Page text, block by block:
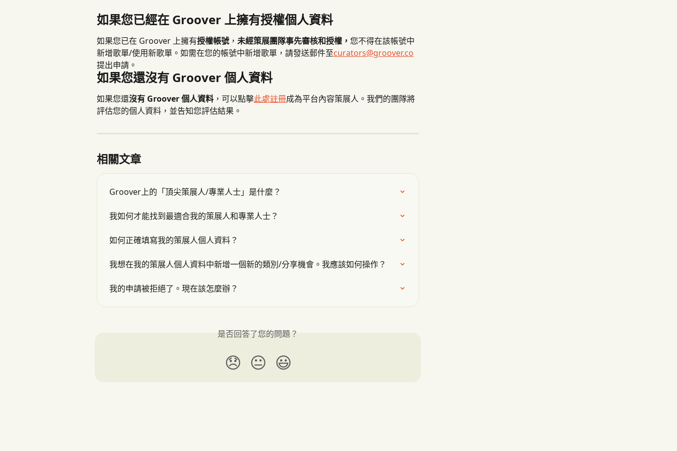
如果您已經在 Groover 上擁有授權個人資料
如果您已在 Groover 上擁有授權帳號， 未經策展團隊事先審核和授權， 您不得在該帳號中
新增歌單/使用新歌單。如需在您的帳號中新增歌單，請發送郵件至curators@groover.co
提出申請。
如果您還沒有 Groover 個人資料
如果您還沒有 Groover 個人資料 ，可以點擊此處註冊成為平台內容策展人。我們的團隊將
評估您的個人資料，並告知您評估結果。
相關文章
Groover上的「頂尖策展人/專業人士」是什麼？
我如何才能找到最適合我的策展人和專業人士？
如何正確填寫我的策展人個人資料？
我想在我的策展人個人資料中新增一個新的類別/分享機會。我應該如何操作？
我的申請被拒絕了。現在該怎麼辦？
是否回答了您的問題？
😞 😐 😃